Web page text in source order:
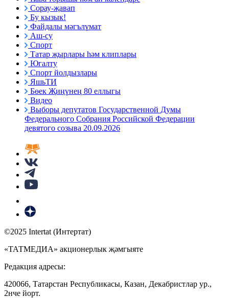
Сорау-җавап
Бу кызык!
Файдалы мәгълүмат
Аш-су
Спорт
Татар җырлары һәм клиплары
Югалту
Спорт йолдызлары
ЯшьТИ
Бөек Җиңүнең 80 еллыгы
Видео
Выборы депутатов Государственной Думы
Федерального Собрания Российской Федерации
девятого созыва 20.09.2026
©2025 Intertat (Интертат)
«ТАТМЕДИА» акционерлык җәмгыяте
Редакция адресы:
420066, Татарстан Республикасы, Казан, Декабристлар ур.,
2нче йорт.